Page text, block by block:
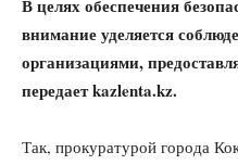
В целях обеспечения
внимание уделяется
организациями,
передаетkazlenta.kz.
Так, прокуратурой города